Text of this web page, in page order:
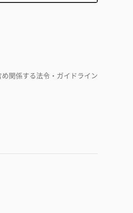
関係する法令・ガイドライン